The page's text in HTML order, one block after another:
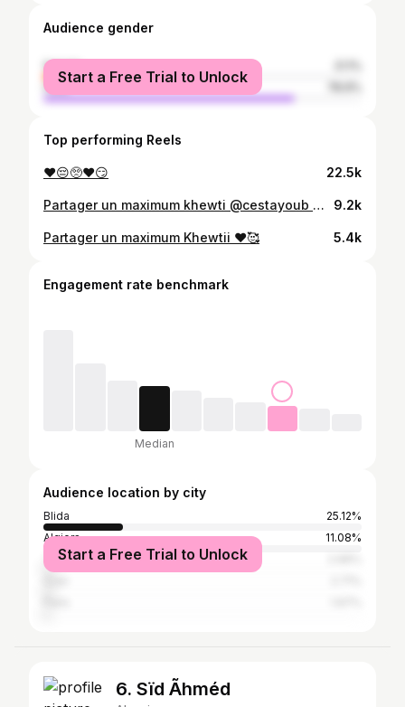
Audience gender
female
male
Start a Free Trial to Unlock
Top performing Reels
❤️😔🥺❤️😏 22.5k
Partager un maximum khewti @cestayoub 😂❤️ 9.2k
Partager un maximum Khewtii ❤️🥰 5.4k
Engagement rate benchmark
Median
Audience location by city
Blida
25.12%
Algiers
11.08%
Tipaza
Start a Free Trial to Unlock
6. Sïd Ãhméd